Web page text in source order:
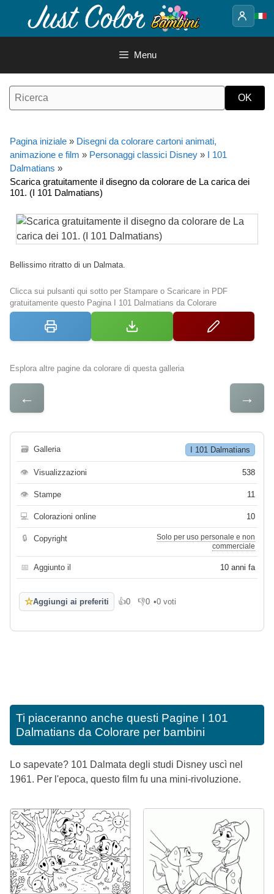
contenuto
Menu
Pagina iniziale » Disegni da colorare cartoni animati,
animazione e film » Personaggi classici Disney » I 101
Dalmatians »
Scarica gratuitamente il disegno da colorare de La carica dei
101. (I 101 Dalmatians)
Bellissimo ritratto di un Dalmata.
Clicca sui pulsanti qui sotto per Stampare o Scaricare in PDF
gratuitamente questo Pagina I 101 Dalmatians da Colorare
Esplora altre pagine da colorare di questa galleria
← →
🗃 Galleria I 101 Dalmatians
👁 Visualizzazioni 538
👁 Stampe 11
💻 Colorazioni online 10
🔒 Copyright
Solo per uso personale e non
commerciale
📅 Aggiunto il 10 anni fa
☆Aggiungi ai preferiti 👍0
Mi piace
👎0
Non mi piace
•0 voti
Ti piaceranno anche questi Pagine I 101
Dalmatians da Colorare per bambini
Lo sapevate? 101 Dalmata degli studi Disney uscì nel
1961. Per l'epoca, questo film fu una mini-rivoluzione.